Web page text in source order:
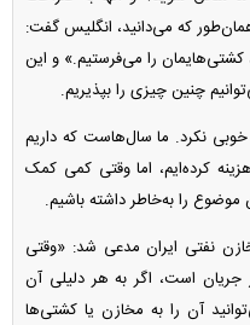
که می‌دانید، انگلیس گفت:
را می‌فرستیم.» و این
چنین چیزی را بپذیریم.
خوبی نکرد. ما سال‌هاست که داریم
کرده‌ایم، اما وقتی کمی کمک
موضوع را به‌خاطر داشته باشیم.
نفتی ایران مدعی شد: «وقتی
است، اگر به هر دلیلی آن
آن را به مخازن یا کشتی‌ها